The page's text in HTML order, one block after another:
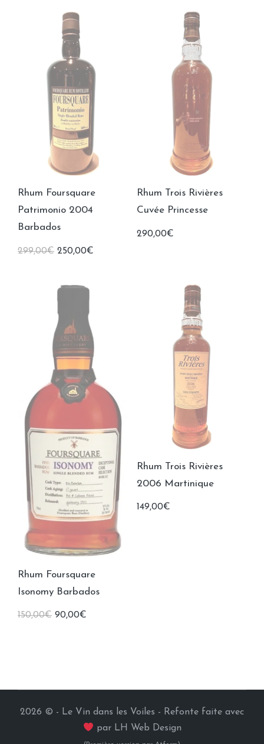
Rhum Foursquare
Patrimonio 2004
Barbados
299,00€ Le
299,00€.
250,00€
Rhum Trois Rivières
Cuvée Princesse
290,00€
Rhum Foursquare
Isonomy Barbados
150,00€ Le
90,00€
Rhum Trois Rivières
2006 Martinique
149,00€
2026 © - Le Vin dans les Voiles - Refonte faite avec
par LH Web Design